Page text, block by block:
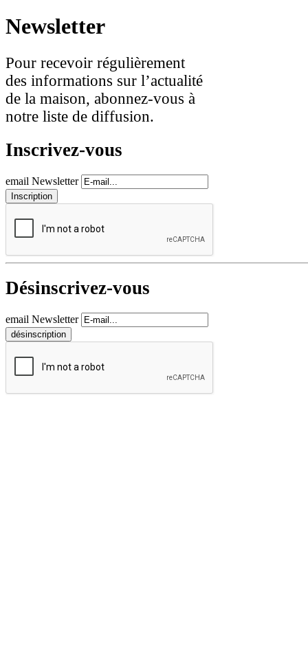
Newsletter
Pour recevoir régulièrement
des informations sur l’actualité
de la maison, abonnez-vous à
notre liste de diffusion.
Inscrivez-vous
email Newsletter
Désinscrivez-vous
email Newsletter